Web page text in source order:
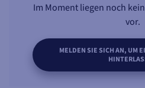
Im Moment liegen noch
vor.
MELDEN SIE SICH AN, UM